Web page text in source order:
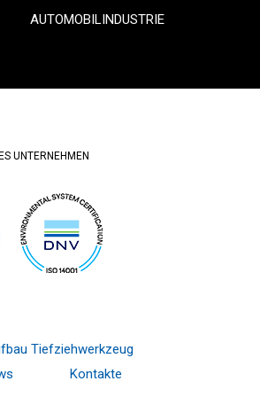
AUTOMOBILINDUSTRIE
UNTERNEHMEN
Tiefziehwerkzeug
Kontakte